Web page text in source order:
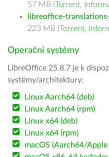
57 MB (Torrent,
libreoffice-
223 MB (Torrent,
Operační systémy
LibreOffice 25.8.7 je k
systémy/architektury:
Linux Aarch64 (deb)
Linux Aarch64 (rpm)
Linux x64 (deb)
Linux x64 (rpm)
macOS (Aarch64/Apple